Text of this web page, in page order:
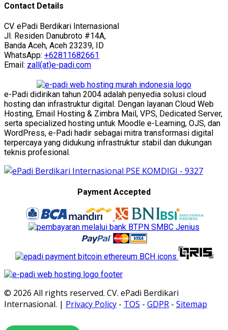
Contact Details
CV. ePadi Berdikari Internasional
Jl. Residen Danubroto #14A,
Banda Aceh, Aceh 23239, ID
WhatsApp: +62811682661
Email: zall(at)e-padi.com
e-Padi didirikan tahun 2004 adalah penyedia solusi cloud
hosting dan infrastruktur digital. Dengan layanan Cloud Web
Hosting, Email Hosting & Zimbra Mail, VPS, Dedicated Server,
serta specialized hosting untuk Moodle e-Learning, OJS, dan
WordPress, e-Padi hadir sebagai mitra transformasi digital
terpercaya yang didukung infrastruktur stabil dan dukungan
teknis profesional.
Payment Accepted
© 2026 All rights reserved. CV. ePadi Berdikari
Internasional. | Privacy Policy - TOS - GDPR - Sitemap